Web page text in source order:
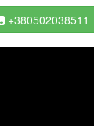
+380502038511